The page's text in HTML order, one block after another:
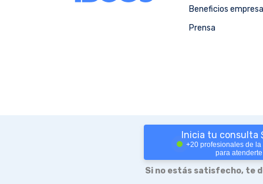
Inicia tu consulta
+20 profesionales de
para
Si no estás satisfecho, te
Beneficios
Prensa